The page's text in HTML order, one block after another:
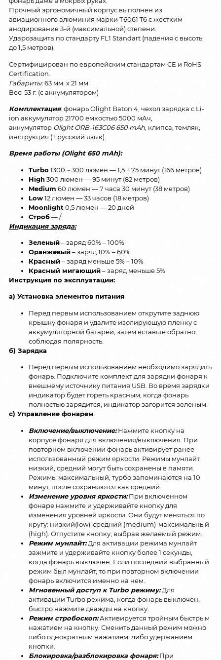
Прочный эргономичный корпус выполнен из
авиационного алюминия марки Т6061 T6 с жестким
анодирование 3-й (максимальной) степени.
Ударозащита по стандарту FL1 Standart (падения с высоты
до 1,5 метров).
Сертифицирован по европейским стандартам CE и RoHS
Certification.
Габариты:63 мм. x 21 мм.
Вес: 53 г. (с аккумулятором)
Комплектация: фонарь Olight Baton 4, чехол зарядка с Li-
ion аккумулятор 21700 емкостью 5000 мАч,
аккумулятор Olight ORB-163C06 650 mAh , клипса, темляк,
инструкция (+ русский язык).
Время работы (Olight 650 mAh):
Turbo 1300 ~ 300 люмен — 1,5 + 75 минут (166 метров)
High300 люмен — 95 минут (82 метров)
Medium 60 люмен — 7 часа 30 минут (38 метров)
Low12 люмен — 33 часов (18 метров)
Moonlight 0,5 люмен — 20 дней
Строб— /
Индикация заряда:
Зеленый– заряд 60% – 100%
Оранжевый– заряд 10% – 60%
Красный– заряд меньше 5% – 10%
Красный мигающий– заряд меньше 5%
Инструкция по эксплуатации:
а) Установка элементов питания
Перед первым использованием открутите заднюю
крышку фонаря и удалите изолирующую пленку с
аккумуляторной батареи, затем вставьте обратно,
соблюдая полярность.
б) Зарядка
Перед первым использованием необходимо зарядить
фонарь. Подключите комплект для зарядки фонаря к
внешнему источнику питания USB. Во время зарядки
индикатор будет гореть красным, когда фонарь
полностью зарядится, индикатор загорится зеленым.
c) Управление фонарем
Включение/выключение:Нажмите кнопку на
корпусе фонаря для включения/выключения. При
повторном включении фонарь активирует ранее
использованный режим яркости. Режимы мунлайт,
низкий, средний могут быть сохранены в памяти.
Режимы максимальный, турбо запоминаются на 10
минут, после сохраняются как средний.
Изменение уровня яркости:При включенном
фонаре нажмите и удерживайте кнопку для
изменения уровней яркости. Они будут меняться по
кругу: низкий(low)-средний (medium)-максимальный
(high). Отпустите кнопку, выбрав желаемый режим.
Режим мунлайт:Для активации режима мунлайт
зажмите и удерживайте кнопку более 1 секунды,
когда фонарь выключен. Если последний выбранный
режим был мунлайт, то при повторном включении
фонарь включится именно на нем.
Мгновенный доступ к Turbo режиму:Для
активации Turbo режима, когда фонарь выключен,
быстро нажмите дважды на кнопку.
Режим стробоскоп:Активируется тройным быстрым
нажатием на кнопку. Сменить данный режим можно
либо однократным нажатием, либо удержанием
кнопки.
Блокировка/разблокировка фонаря:При